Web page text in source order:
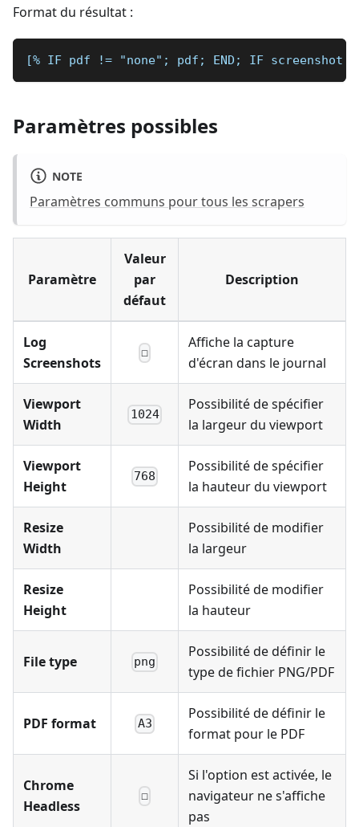
Format du résultat :
[% IF pdf != "none"; pdf; END; IF screenshot
Paramètres possibles
NOTE
Paramètres communs pour tous les scrapers
Paramètre
Valeur
par
défaut
Description
Log
Screenshots
☐
Affiche la capture
d'écran dans le journal
Viewport
Width
1024
Possibilité de spécifier
la largeur du viewport
Viewport
Height
768
Possibilité de spécifier
la hauteur du viewport
Resize
Width
Possibilité de modifier
la largeur
Resize
Height
Possibilité de modifier
la hauteur
File type png
Possibilité de définir le
type de fichier PNG/PDF
PDF format A3
Possibilité de définir le
format pour le PDF
Chrome
Headless
☐
Si l'option est activée, le
navigateur ne s'affiche
pas